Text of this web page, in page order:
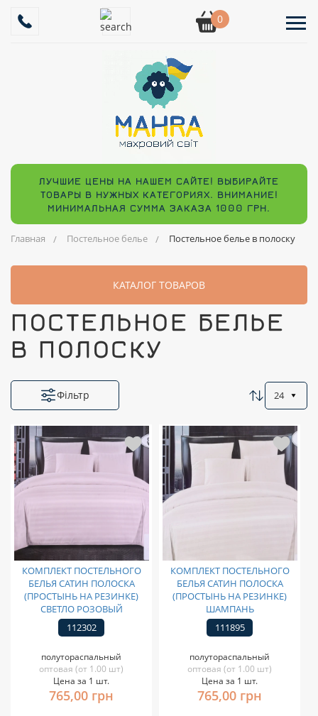
0
ЛУЧШИЕ ЦЕНЫ НА НАШЕМ САЙТЕ! ВЫБИРАЙТЕ
ТОВАРЫ В НУЖНЫХ КАТЕГОРИЯХ. ВНИМАНИЕ!
МИНИМАЛЬНАЯ СУММА ЗАКАЗА 1000 ГРН.
Главная Постельное белье Постельное белье в полоску
КАТАЛОГ ТОВАРОВ
ПОСТЕЛЬНОЕ БЕЛЬЕ
В ПОЛОСКУ
Фільтр 24
КОМПЛЕКТ ПОСТЕЛЬНОГО
БЕЛЬЯ САТИН ПОЛОСКА
(ПРОСТЫНЬ НА РЕЗИНКЕ)
СВЕТЛО РОЗОВЫЙ
112302
полутораспальный
оптовая (от 1.00 шт)
Цена за 1 шт.
765,00 грн
КОМПЛЕКТ ПОСТЕЛЬНОГО
БЕЛЬЯ САТИН ПОЛОСКА
(ПРОСТЫНЬ НА РЕЗИНКЕ)
ШАМПАНЬ
111895
полутораспальный
оптовая (от 1.00 шт)
Цена за 1 шт.
765,00 грн